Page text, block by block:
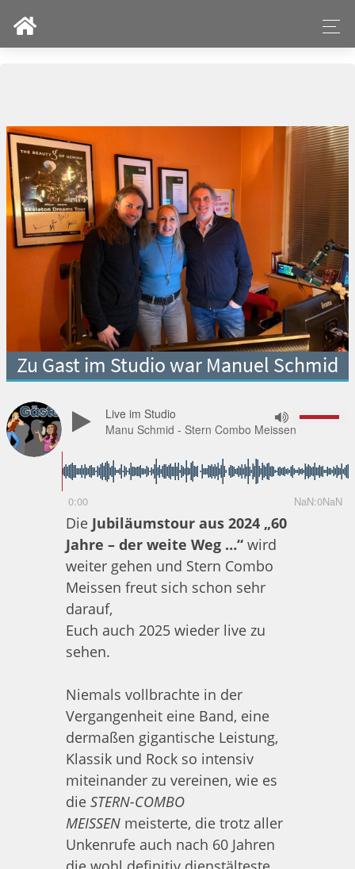
Zu Gast im Studio war Manuel Schmid
Live im Studio
Manu Schmid - Stern Combo Meissen
NaN:0NaN
0:00
Die Jubiläumstour aus 2024 „60
Jahre – der weite Weg …“ wird
weiter gehen und Stern Combo
Meissen freut sich schon sehr
darauf,
Euch auch 2025 wieder live zu
sehen.
Niemals vollbrachte in der
Vergangenheit eine Band, eine
dermaßen gigantische Leistung,
Klassik und Rock so intensiv
miteinander zu vereinen, wie es
die STERN-COMBO
MEISSEN meisterte, die trotz aller
Unkenrufe auch nach 60 Jahren